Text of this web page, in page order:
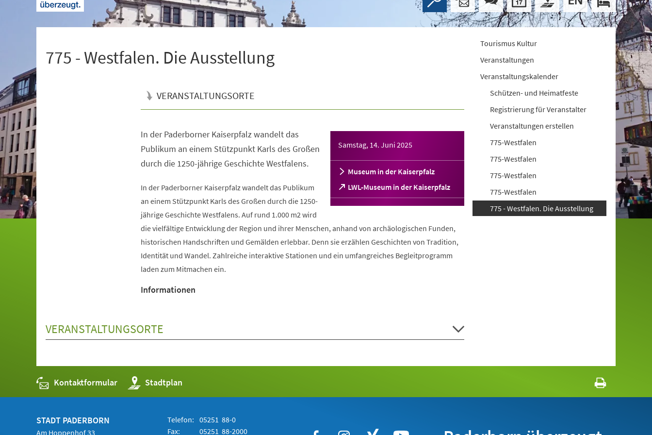
775 - Westfalen. Die Ausstellung
VERANSTALTUNGSORTE
Samstag, 14. Juni 2025
Museum in der Kaiserpfalz
LWL-Museum in der Kaiserpfalz
(Öffnet
in
einem
Tab)
In der Paderborner Kaiserpfalz wandelt das
Publikum an einem Stützpunkt Karls des Großen
durch die 1250-jährige Geschichte Westfalens.
In der Paderborner Kaiserpfalz wandelt das Publikum
an einem Stützpunkt Karls des Großen durch die 1250-
jährige Geschichte Westfalens. Auf rund 1.000 m2 wird
die vielfältige Entwicklung der Region und ihrer Menschen, anhand von archäologischen Funden,
historischen Handschriften und Gemälden erlebbar. Denn sie erzählen Geschichten von Tradition,
Identität und Wandel. Zahlreiche interaktive Stationen und ein umfangreiches Begleitprogramm
laden zum Mitmachen ein.
Informationen
VERANSTALTUNGSORTE
Tourismus Kultur
Veranstaltungen
Veranstaltungskalender
Schützen- und Heimatfeste
Registrierung für Veranstalter
Veranstaltungen erstellen
775-Westfalen
775-Westfalen
775-Westfalen
775-Westfalen
775 - Westfalen. Die Ausstellung
Kontaktformular Stadtplan
(Öffnet
in
einem
STADT PADERBORN
Am Hoppenhof 33
Telefon: 05251 88-0
Fax:
05251 88-2000